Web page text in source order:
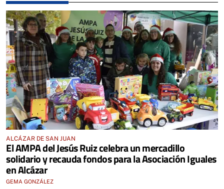
ALCÁZAR DE SAN JUAN
El AMPA del Jesús Ruiz celebra un mercadillo
solidario y recauda fondos para la Asociación Iguales
en Alcázar
GEMA GONZÁLEZ